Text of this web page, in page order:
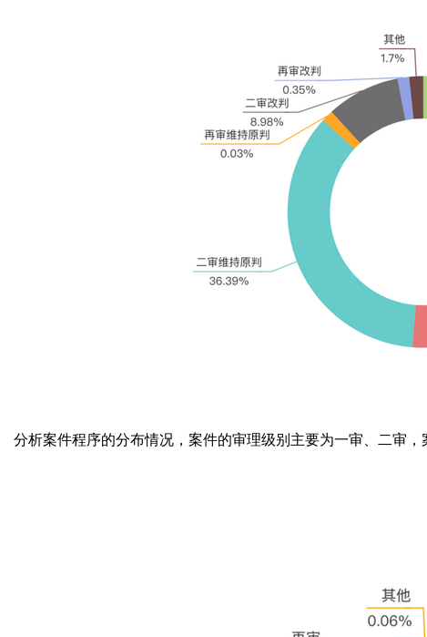
分析案件程序的分布情况，案件的审理级别主要为一审、二审，